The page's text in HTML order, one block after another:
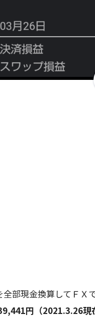
部現金換算してＦＸ
円（2021.3.26現